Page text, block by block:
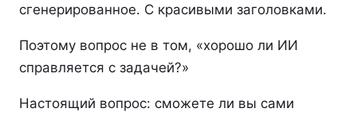
сгенерированное. С красивыми заголовками.
Поэтому вопрос не в том, «хорошо ли ИИ
справляется с задачей?»
Настоящий вопрос: сможете ли вы сами